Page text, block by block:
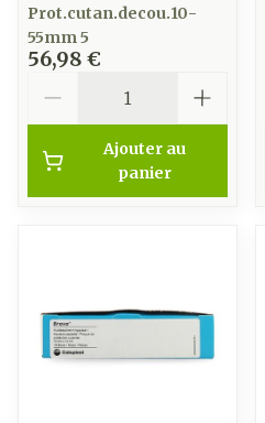
Prot.cutan.decou.10-
55mm 5
56,98 €
Ajouter au
panier